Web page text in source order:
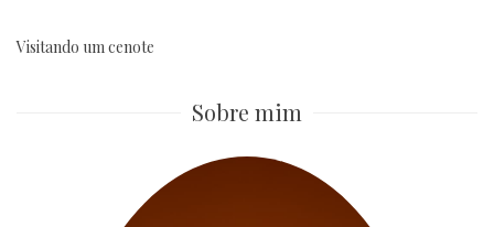
Visitando um cenote
Sobre mim